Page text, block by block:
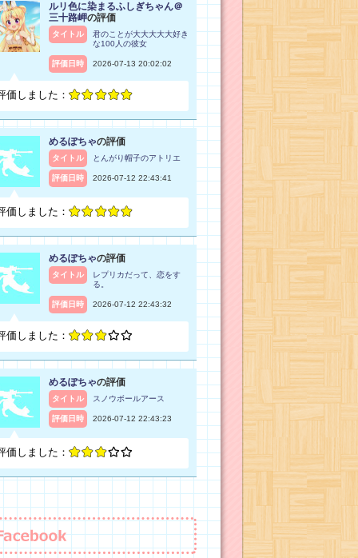
ルリ色に染まるふしぎちゃん＠
三十路岬の評価
タイトル
君のことが大大大大大好き
な100人の彼女
評価日時 2026-07-13 20:02:02
価しました：
めるぽちゃの評価
タイトル とんがり帽子のアトリエ
評価日時 2026-07-12 22:43:41
価しました：
めるぽちゃの評価
タイトル
レプリカだって、恋をす
る。
評価日時 2026-07-12 22:43:32
価しました：
めるぽちゃの評価
タイトル スノウボールアース
評価日時 2026-07-12 22:43:23
価しました：